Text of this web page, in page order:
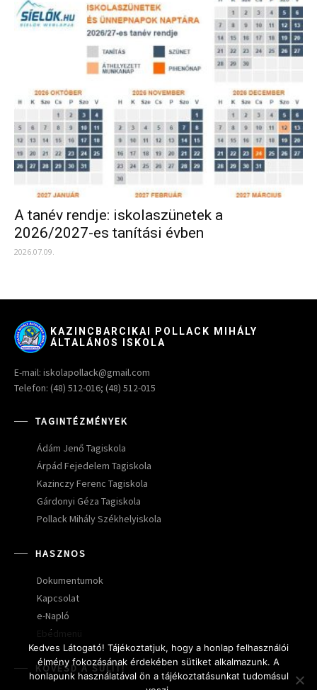
A tanév rendje: iskolaszünetek a
2026/2027-es tanítási évben
2026.07.09.
KAZINCBARCIKAI POLLACK MIHÁLY
ÁLTALÁNOS ISKOLA
E-mail: iskolapollack@gmail.com
Telefon: (48) 512-016; (48) 512-015
TAGINTÉZMÉNYEK
Ádám Jenő Tagiskola
Árpád Fejedelem Tagiskola
Kazinczy Ferenc Tagiskola
Gárdonyi Géza Tagiskola
Pollack Mihály Székhelyiskola
HASZNOS
Dokumentumok
Kapcsolat
e-Napló
Ebédmenü
KÖVESD A SULIT!
Kedves Látogató! Tájékoztatjuk, hogy a honlap felhasználói
élmény fokozásának érdekében sütiket alkalmazunk. A
honlapunk használatával ön a tájékoztatásunkat tudomásul